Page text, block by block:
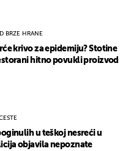
BRZE HRANE
krivo za epidemiju? Stotine
hitno povukli proizvod
u teškoj nesreći u
objavila nepoznate